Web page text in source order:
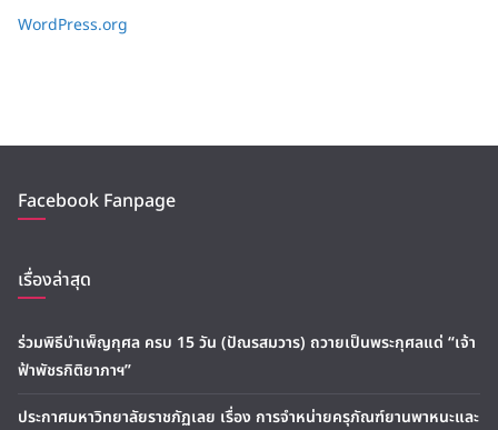
WordPress.org
Facebook Fanpage
เรื่องล่าสุด
ร่วมพิธีบำเพ็ญกุศล ครบ 15 วัน (ปัณรสมวาร) ถวายเป็นพระกุศลแด่ “เจ้า
ฟ้าพัชรกิติยาภาฯ”
ประกาศมหาวิทยาลัยราชภัฏเลย เรื่อง การจำหน่ายครุภัณฑ์ยานพาหนะและ